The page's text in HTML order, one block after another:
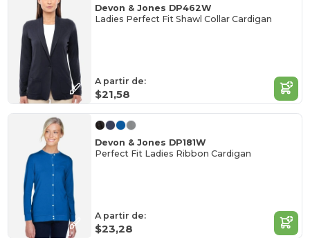
Devon & Jones DP462W
Ladies Perfect Fit Shawl Collar Cardigan
A partir de:
$21,58
Devon & Jones DP181W
Perfect Fit Ladies Ribbon Cardigan
A partir de:
$23,28